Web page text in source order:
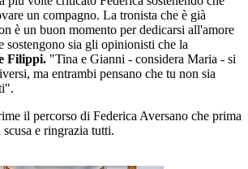
un compagno. La tronista che è già
è un buon momento per dedicarsi all'amore
sostengono sia gli opinionisti che la
Filippi. "Tina e Gianni - considera Maria - si
ma entrambi pensano che tu non sia
il percorso di Federica Aversano che prima
e ringrazia tutti.